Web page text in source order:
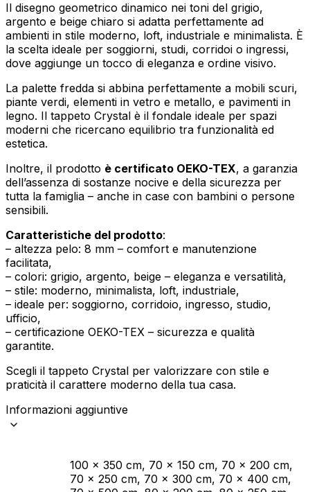
Il disegno geometrico dinamico nei toni del grigio,
argento e beige chiaro si adatta perfettamente ad
ambienti in stile moderno, loft, industriale e minimalista. È
la scelta ideale per soggiorni, studi, corridoi o ingressi,
dove aggiunge un tocco di eleganza e ordine visivo.
La palette fredda si abbina perfettamente a mobili scuri,
piante verdi, elementi in vetro e metallo, e pavimenti in
legno. Il tappeto Crystal è il fondale ideale per spazi
moderni che ricercano equilibrio tra funzionalità ed
estetica.
Inoltre, il prodotto è certificato OEKO-TEX, a garanzia
dell’assenza di sostanze nocive e della sicurezza per
tutta la famiglia – anche in case con bambini o persone
sensibili.
Caratteristiche del prodotto:
– altezza pelo: 8 mm – comfort e manutenzione
facilitata,
– colori: grigio, argento, beige – eleganza e versatilità,
– stile: moderno, minimalista, loft, industriale,
– ideale per: soggiorno, corridoio, ingresso, studio,
ufficio,
– certificazione OEKO-TEX – sicurezza e qualità
garantite.
Scegli il tappeto Crystal per valorizzare con stile e
praticità il carattere moderno della tua casa.
Informazioni aggiuntive
100 x 350 cm, 70 x 150 cm, 70 x 200 cm,
70 x 250 cm, 70 x 300 cm, 70 x 400 cm,